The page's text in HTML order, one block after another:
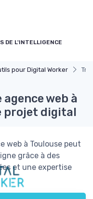
DE L'INTELLIGENCE
pour Digital Worker
web à
projet digital
web à Toulouse peut
grâce à des
et une expertise